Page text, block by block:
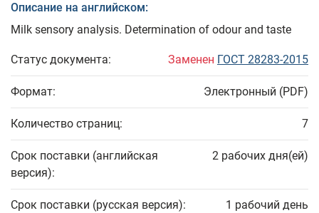
Описание на английском:
Milk sensory analysis. Determination of odour and taste
Статус документа: Заменен ГОСТ 28283-2015
Формат: Электронный (PDF)
Количество страниц: 7
Срок поставки (английская
версия):
2 рабочих дня(ей)
Срок поставки (русская версия): 1 рабочий день